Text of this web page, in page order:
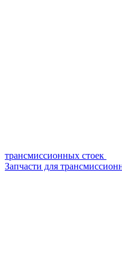
трансмиссионных стоек
Запчасти для